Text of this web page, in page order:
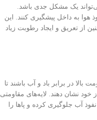
یک مشکل جدی باشد.
هوا به داخل پیشگیری کنند. این
از تعریق و ایجاد رطوبت زیاد
بالا در برابر باد و آب باشند تا
خود نشان دهند. لایه‌های مقاومتی
آب جلوگیری کرده و پاها را